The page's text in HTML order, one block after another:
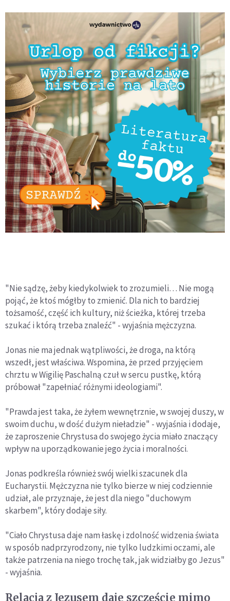
"Nie sądzę, żeby kiedykolwiek to zrozumieli… Nie mogą
pojąć, że ktoś mógłby to zmienić. Dla nich to bardziej
tożsamość, część ich kultury, niż ścieżka, której trzeba
szukać i którą trzeba znaleźć" - wyjaśnia mężczyzna.
Jonas nie ma jednak wątpliwości, że droga, na którą
wszedł, jest właściwa. Wspomina, że przed przyjęciem
chrztu w Wigilię Paschalną czuł w sercu pustkę, którą
próbował "zapełniać różnymi ideologiami".
"Prawda jest taka, że żyłem wewnętrznie, w swojej duszy, w
swoim duchu, w dość dużym nieładzie" - wyjaśnia i dodaje,
że zaproszenie Chrystusa do swojego życia miało znaczący
wpływ na uporządkowanie jego życia i moralności.
Jonas podkreśla również swój wielki szacunek dla
Eucharystii. Mężczyzna nie tylko bierze w niej codziennie
udział, ale przyznaje, że jest dla niego "duchowym
skarbem", który dodaje siły.
"Ciało Chrystusa daje nam łaskę i zdolność widzenia świata
w sposób nadprzyrodzony, nie tylko ludzkimi oczami, ale
także patrzenia na niego trochę tak, jak widziałby go Jezus"
- wyjaśnia.
Relacja z Jezusem daje szczęście mimo